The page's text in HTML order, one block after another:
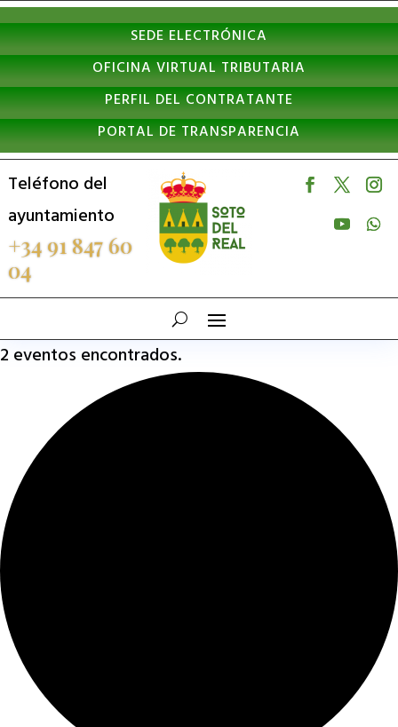
Nota:
este
sitio
web
incluye
un
sistema
de
accesibilidad.
SEDE ELECTRÓNICA
OFICINA VIRTUAL TRIBUTARIA
PERFIL DEL CONTRATANTE
PORTAL DE TRANSPARENCIA
Teléfono del
ayuntamiento
+34 91 847 60
04
2 eventos encontrados.